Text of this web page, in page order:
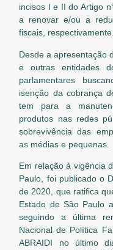
incisos I e II do Artigo
a renovar e/ou a
fiscais, respectivamente.
Desde a apresentação
e outras entidades
parlamentares
isenção da cobrança
tem para a
produtos nas redes
sobrevivência das
as médias e pequenas.
Em relação à vigência
Paulo, foi publicado o
de 2020, que ratifica
Estado de São Paulo
seguindo a última
Nacional de Política
ABRAIDI no último